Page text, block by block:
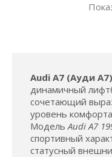
Audi A7 (Ауди А7)
динамичный
сочетающий
уровень
МодельAudi A7
спортивный
статусный